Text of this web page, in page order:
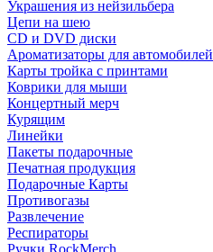
Украшения из нейзильбера
Цепи на шею
CD и DVD диски
Ароматизаторы для автомобилей
Карты тройка с принтами
Коврики для мыши
Концертный мерч
Курящим
Линейки
Пакеты подарочные
Печатная продукция
Подарочные Карты
Противогазы
Развлечение
Респираторы
Ручки RockMerch